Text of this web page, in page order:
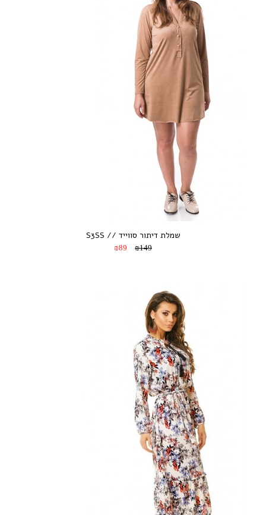
שמלת דיתור סווייד // S3SS
₪149
₪89